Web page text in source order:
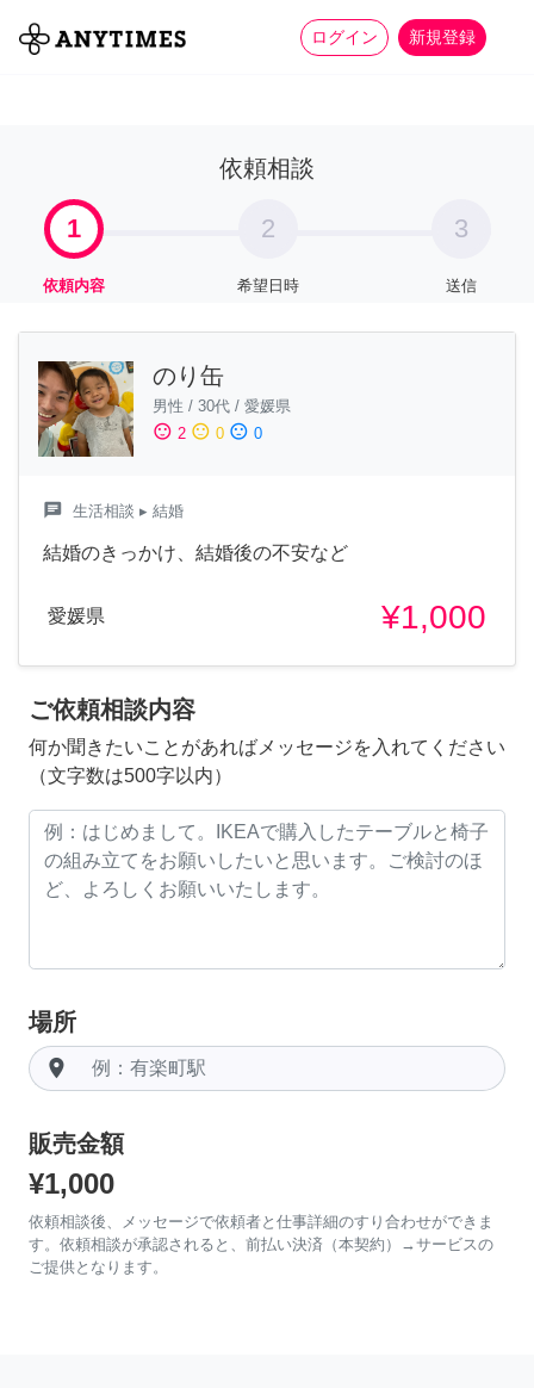
ログイン 新規登録
全て 家事 more_horiz
依頼相談
1
依頼内容
2
希望日時
3
送信
のり缶
男性 / 30代 / 愛媛県
sentiment_satisfied 2 sentiment_neutral 0 sentiment_dissatisfied 0
chat 生活相談 ▸ 結婚
結婚のきっかけ、結婚後の不安など
愛媛県 ¥1,000
ご依頼相談内容
何か聞きたいことがあればメッセージを入れてください
（文字数は500字以内）
場所
room
販売金額
¥1,000
依頼相談後、メッセージで依頼者と仕事詳細のすり合わせができま
す。依頼相談が承認されると、前払い決済（本契約）→サービスの
ご提供となります。